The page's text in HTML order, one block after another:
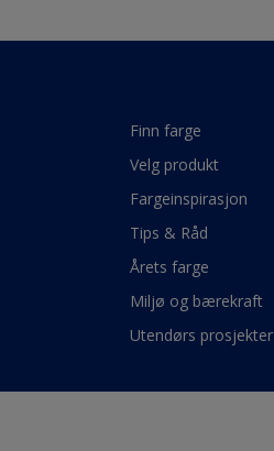
Finn farge
Velg produkt
Fargeinspirasjon
Tips & Råd
Årets farge
Miljø og bærekraft
Utendørs prosjekter